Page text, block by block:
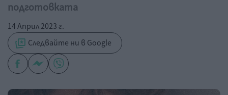
подготовката
14 Април 2023 г.
Следвайте ни в Google